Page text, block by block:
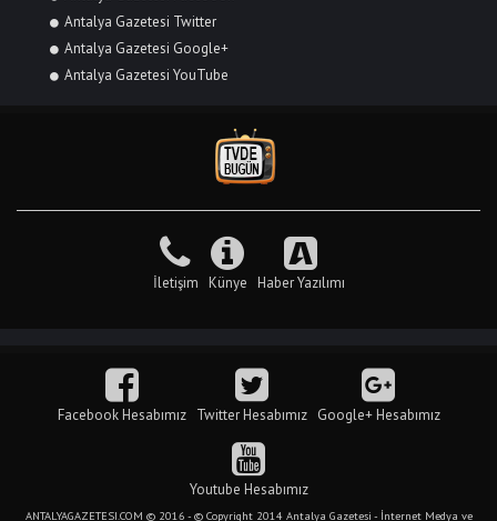
Antalya Gazetesi Twitter
Antalya Gazetesi Google+
Antalya Gazetesi YouTube
İletişim Künye Haber Yazılımı
Facebook Hesabımız Twitter Hesabımız Google+ Hesabımız
Youtube Hesabımız
ANTALYAGAZETESI.COM © 2016 - © Copyright 2014 Antalya Gazetesi - İnternet Medya ve